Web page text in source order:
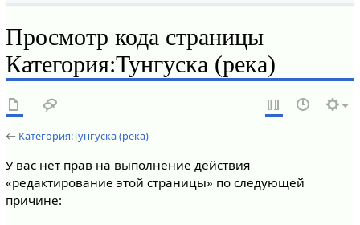
Просмотр кода страницы
Категория:Тунгуска (река)
← Категория:Тунгуска (река)
У вас нет прав на выполнение действия
«редактирование этой страницы» по следующей
причине: